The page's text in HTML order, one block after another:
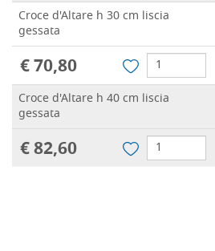
Croce d'Altare h 30 cm liscia
gessata
€ 70,80
Croce d'Altare h 40 cm liscia
gessata
€ 82,60